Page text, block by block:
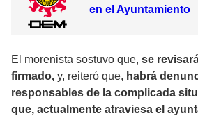
en el Ayuntamiento
El morenista sostuvo que, se
firmado, y, reiteró que, habrá
responsables de la complicada
que, actualmente atraviesa el